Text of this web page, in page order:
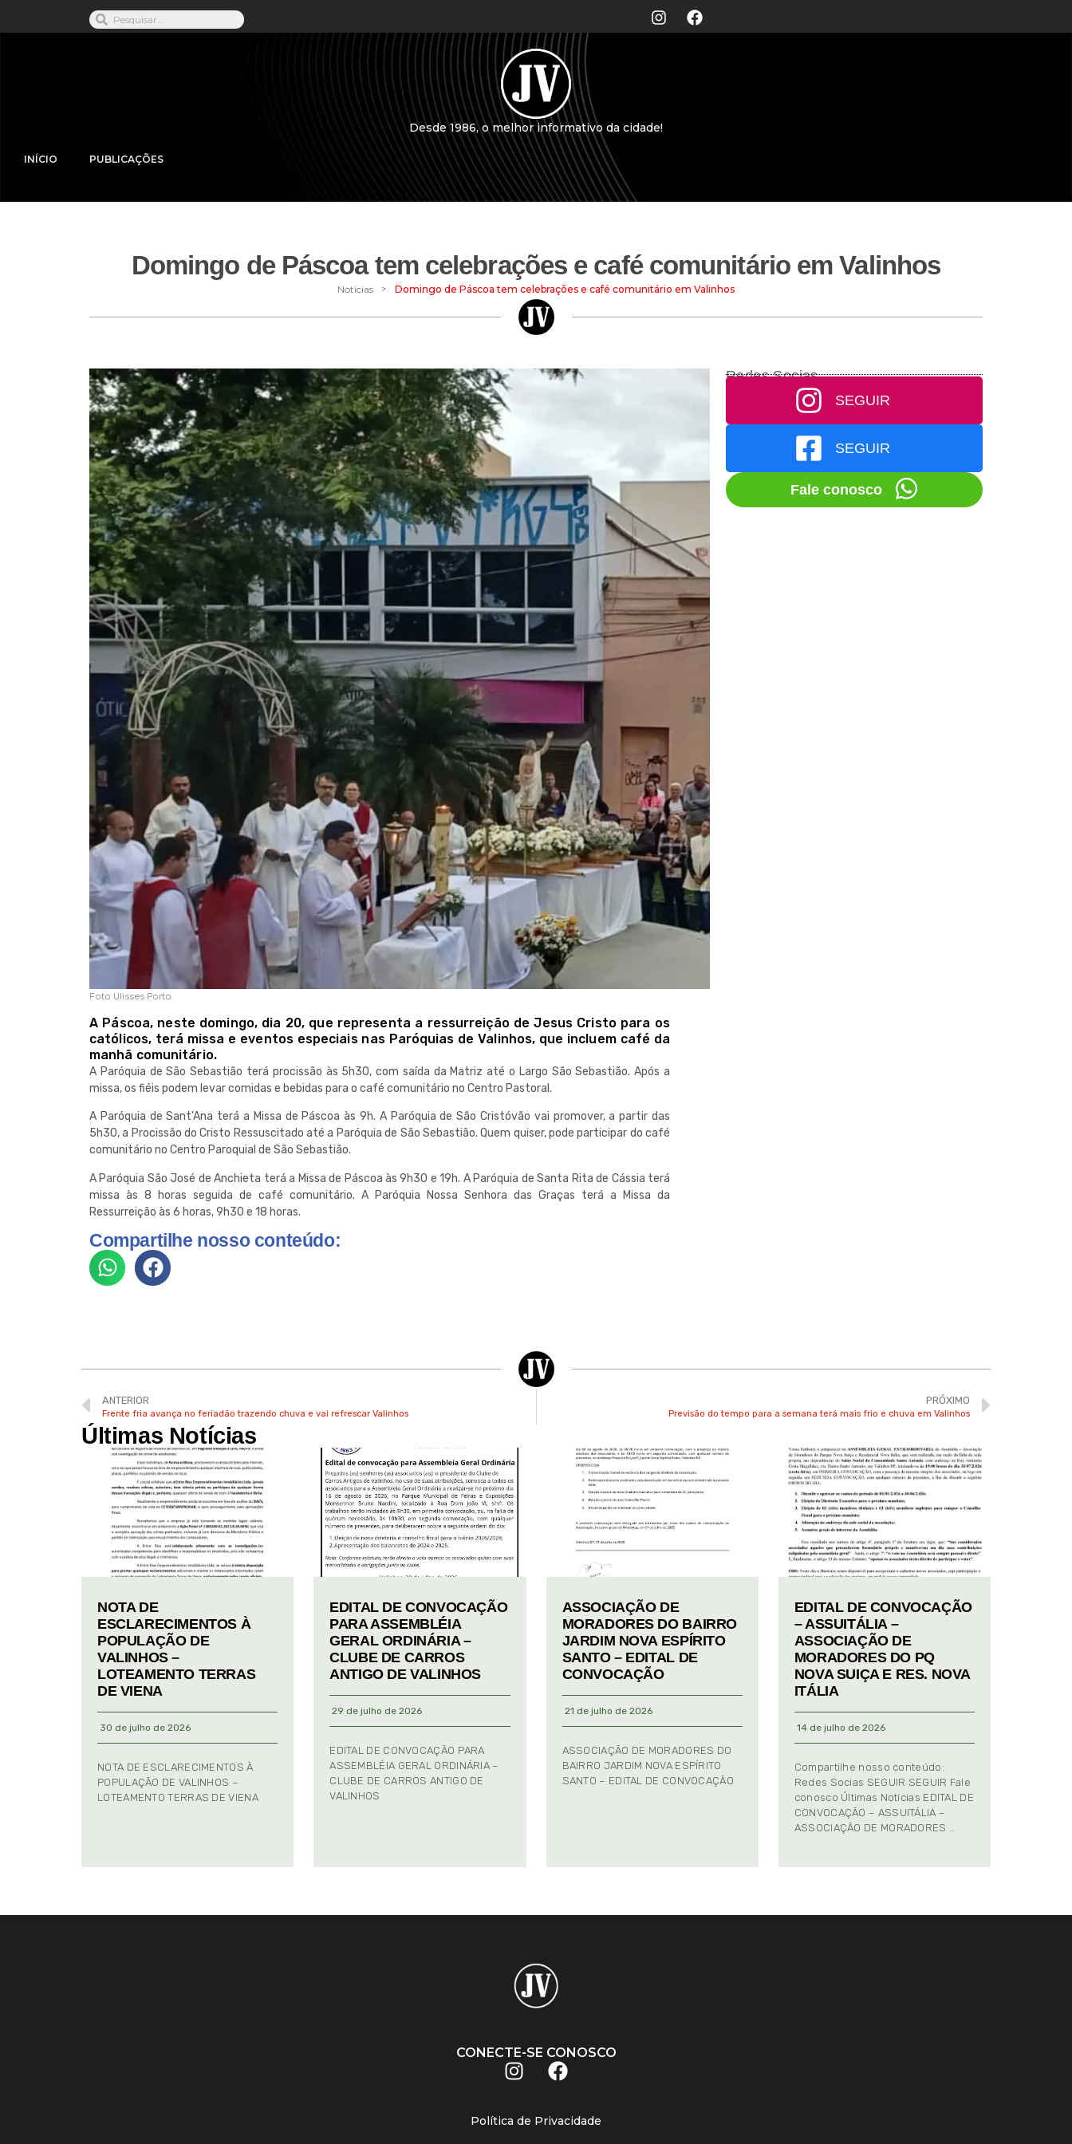
Desde 1986, o melhor informativo da cidade!
INÍCIO PUBLICAÇÕES
Domingo de Páscoa tem celebrações e café comunitário em Valinhos
Notícias > Domingo de Páscoa tem celebrações e café comunitário em Valinhos
Foto Ulisses Porto
A Páscoa, neste domingo, dia 20, que representa a ressurreição de Jesus Cristo para os
católicos, terá missa e eventos especiais nas Paróquias de Valinhos, que incluem café da
manhã comunitário.
A Paróquia de São Sebastião terá procissão às 5h30, com saída da Matriz até o Largo São Sebastião. Após a
missa, os fiéis podem levar comidas e bebidas para o café comunitário no Centro Pastoral.
A Paróquia de Sant’Ana terá a Missa de Páscoa às 9h. A Paróquia de São Cristóvão vai promover, a partir das
5h30, a Procissão do Cristo Ressuscitado até a Paróquia de São Sebastião. Quem quiser, pode participar do café
comunitário no Centro Paroquial de São Sebastião.
A Paróquia São José de Anchieta terá a Missa de Páscoa às 9h30 e 19h. A Paróquia de Santa Rita de Cássia terá
missa às 8 horas seguida de café comunitário. A Paróquia Nossa Senhora das Graças terá a Missa da
Ressurreição às 6 horas, 9h30 e 18 horas.
Compartilhe nosso conteúdo:
Redes Socias
SEGUIR
SEGUIR
Fale conosco
ANTERIOR
Frente fria avança no feriadão trazendo chuva e vai refrescar Valinhos
PRÓXIMO
Previsão do tempo para a semana terá mais frio e chuva em Valinhos
Últimas Notícias
NOTA DE
ESCLARECIMENTOS À
POPULAÇÃO DE
VALINHOS –
LOTEAMENTO TERRAS
DE VIENA
30 de julho de 2026
NOTA DE ESCLARECIMENTOS À
POPULAÇÃO DE VALINHOS –
LOTEAMENTO TERRAS DE VIENA
EDITAL DE CONVOCAÇÃO
PARA ASSEMBLÉIA
GERAL ORDINÁRIA –
CLUBE DE CARROS
ANTIGO DE VALINHOS
29 de julho de 2026
EDITAL DE CONVOCAÇÃO PARA
ASSEMBLÉIA GERAL ORDINÁRIA –
CLUBE DE CARROS ANTIGO DE
VALINHOS
ASSOCIAÇÃO DE
MORADORES DO BAIRRO
JARDIM NOVA ESPÍRITO
SANTO – EDITAL DE
CONVOCAÇÃO
21 de julho de 2026
ASSOCIAÇÃO DE MORADORES DO
BAIRRO JARDIM NOVA ESPÍRITO
SANTO – EDITAL DE CONVOCAÇÃO
EDITAL DE CONVOCAÇÃO
– ASSUITÁLIA –
ASSOCIAÇÃO DE
MORADORES DO PQ
NOVA SUIÇA E RES. NOVA
ITÁLIA
14 de julho de 2026
Compartilhe nosso conteúdo:
Redes Socias SEGUIR SEGUIR Fale
conosco Últimas Notícias EDITAL DE
CONVOCAÇÃO – ASSUITÁLIA –
ASSOCIAÇÃO DE MORADORES …
CONECTE-SE CONOSCO
Política de Privacidade